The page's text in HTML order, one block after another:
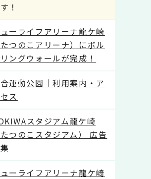
！
ーライフアリーナ龍ケ崎
たつのこアリーナ）にボル
ングウォールが完成！
運動公園｜利用案内・ア
ス
スタジアム龍ケ崎
たつのこスタジアム） 広告
ーライフアリーナ龍ケ崎